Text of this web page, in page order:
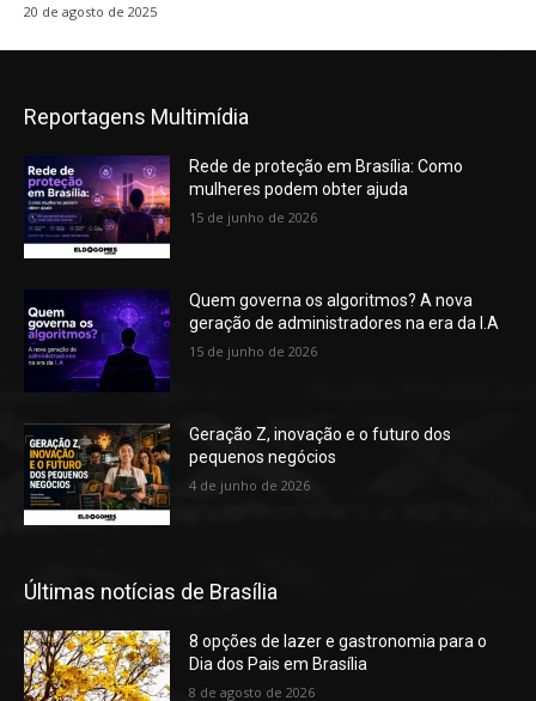
20 de agosto de 2025
Reportagens Multimídia
Rede de proteção em Brasília: Como
mulheres podem obter ajuda
15 de junho de 2026
Quem governa os algoritmos? A nova
geração de administradores na era da I.A
15 de junho de 2026
Geração Z, inovação e o futuro dos
pequenos negócios
4 de junho de 2026
Últimas notícias de Brasília
8 opções de lazer e gastronomia para o
Dia dos Pais em Brasília
8 de agosto de 2026